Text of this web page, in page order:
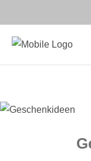
Alte Sorten &
Schnaps 34%ig
Löwen - neu im
Kräuter
Creams & Limes
RUM von "Prinz" &
GIN von "V-Sinne"
Pakete & Präsente
Gläser & Ausgießer